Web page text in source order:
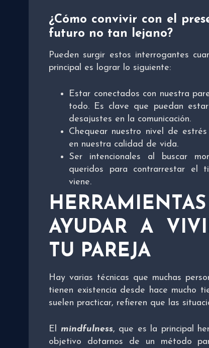
¿Cómo convivir con el
futuro no tan lejano?
Pueden surgir estos interrogantes
principal es lograr lo siguiente:
Estar conectados con nuestra
todo. Es clave que puedan
desajustes en la comunicación.
Chequear nuestro nivel de
en nuestra calidad de vida.
Ser intencionales al buscar
queridos para contrarrestar el
viene.
AYUDAR A
TU PAREJA
Hay varias técnicas que muchas
tienen existencia desde hace mucho
suelen practicar, refieren que las
El mindfulness, que es la principal
objetivo dotarnos de un método